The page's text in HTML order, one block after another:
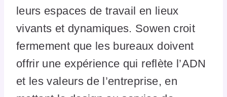
leurs espaces de travail en lieux
vivants et dynamiques. Sowen croit
fermement que les bureaux doivent
offrir une expérience qui reflète l’ADN
et les valeurs de l’entreprise, en